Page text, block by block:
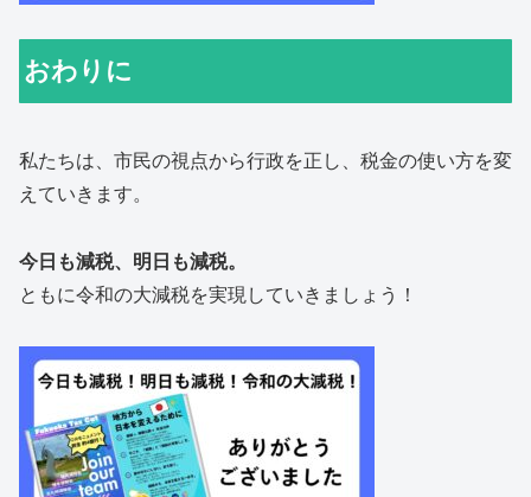
おわりに
私たちは、市民の視点から行政を正し、税金の使い方を変
えていきます。
今日も減税、明日も減税。
ともに令和の大減税を実現していきましょう！